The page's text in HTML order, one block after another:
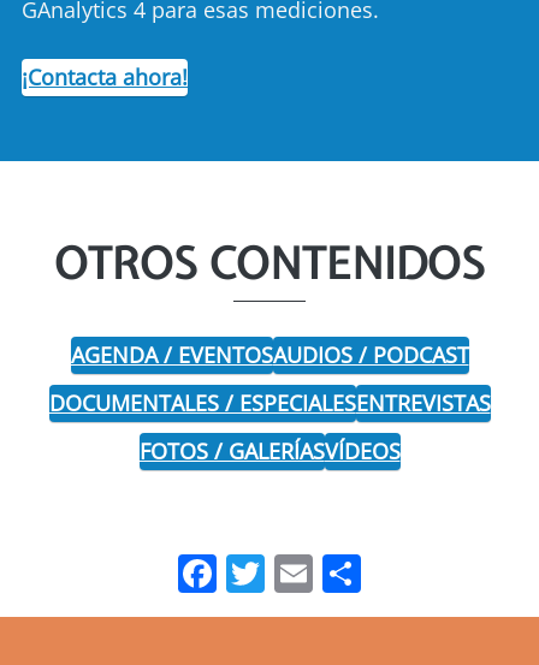
GAnalytics 4 para esas mediciones.
¡Contacta ahora!
OTROS CONTENIDOS
AGENDA / EVENTOSAUDIOS / PODCAST
DOCUMENTALES / ESPECIALESENTREVISTAS
FOTOS / GALERÍASVÍDEOS
Facebook
Twitter
Email